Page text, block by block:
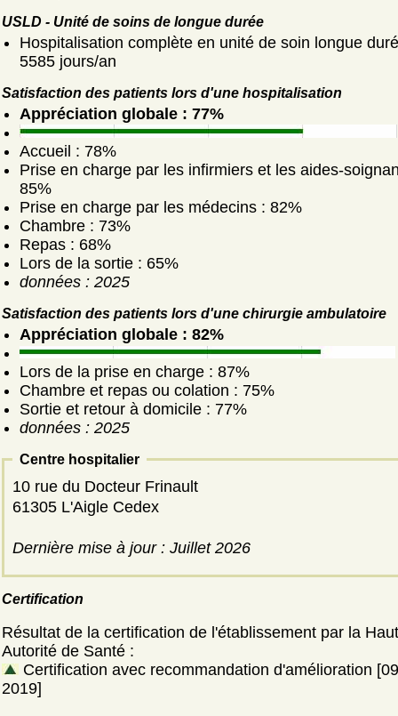
USLD - Unité de soins de longue durée
Hospitalisation complète en unité de soin longue
5585 jours/an
Satisfaction des patients lors d'une hospitalisation
Appréciation globale : 77%
Accueil : 78%
Prise en charge par les infirmiers et les aides-
85%
Prise en charge par les médecins : 82%
Chambre : 73%
Repas : 68%
Lors de la sortie : 65%
données : 2025
Satisfaction des patients lors d'une chirurgie ambulatoire
Appréciation globale : 82%
Lors de la prise en charge : 87%
Chambre et repas ou colation : 75%
Sortie et retour à domicile : 77%
données : 2025
Centre hospitalier
10 rue du Docteur Frinault
61305 L'Aigle Cedex
Dernière mise à jour : Juillet 2026
Certification
Résultat de la certification de l'établissement par la
Autorité de Santé :
Certification avec recommandation d'amélioration
2019]